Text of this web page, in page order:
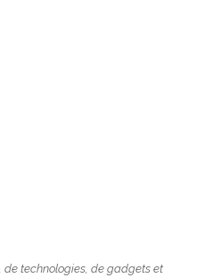
de technologies, de gadgets et